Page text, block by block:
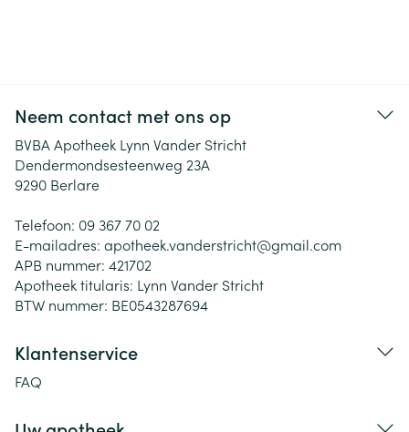
Neem contact met ons op
BVBA Apotheek Lynn Vander Stricht
Dendermondsesteenweg 23A
9290 Berlare
Telefoon: 09 367 70 02
E-mailadres: apotheek.vanderstricht@gmail.com
APB nummer: 421702
Apotheek titularis: Lynn Vander Stricht
BTW nummer: BE0543287694
Klantenservice
FAQ